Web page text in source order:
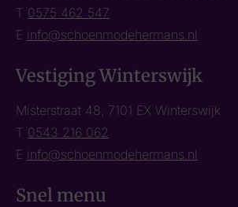
T 0575 462 547
E info@schoenmodehermans.nl
Vestiging Winterswijk
Misterstraat 48, 7101 EX Winterswijk
T 0543 216 062
E info@schoenmodehermans.nl
Snel menu